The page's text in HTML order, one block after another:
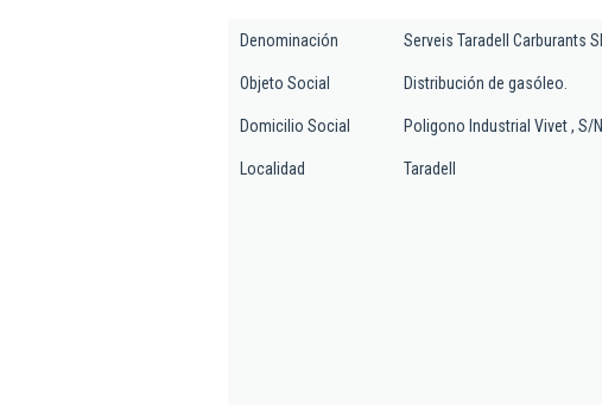
Denominación Serveis Taradell Carburants Sl
Objeto Social Distribución de gasóleo.
Domicilio Social Poligono Industrial Vivet , S/N
Localidad Taradell